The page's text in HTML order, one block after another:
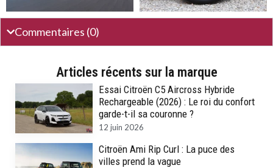
Commentaires (0)
Articles récents sur la marque
Essai Citroën C5 Aircross Hybride
Rechargeable (2026) : Le roi du confort
garde-t-il sa couronne ?
12 juin 2026
Citroën Ami Rip Curl : La puce des
villes prend la vague